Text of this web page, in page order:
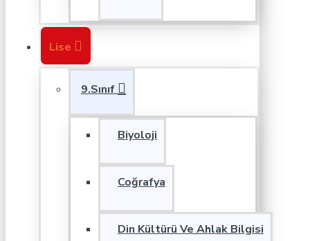
Lise
9.Sınıf
Biyoloji
Coğrafya
Din Kültürü Ve Ahlak Bilgisi